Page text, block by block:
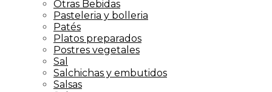
Otras Bebidas
Pasteleria y bolleria
Patés
Platos preparados
Postres vegetales
Sal
Salchichas y embutidos
Salsas